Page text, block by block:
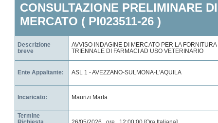
CONSULTAZIONE PRELIMINARE DI
MERCATO ( PI023511-26 )
Descrizione
breve
AVVISO INDAGINE DI MERCATO PER LA FORNITURA
TRIENNALE DI FARMACI AD USO VETERINARIO
Ente Appaltante: ASL 1 - AVEZZANO-SULMONA-L'AQUILA
Incaricato: Maurizi Marta
Termine